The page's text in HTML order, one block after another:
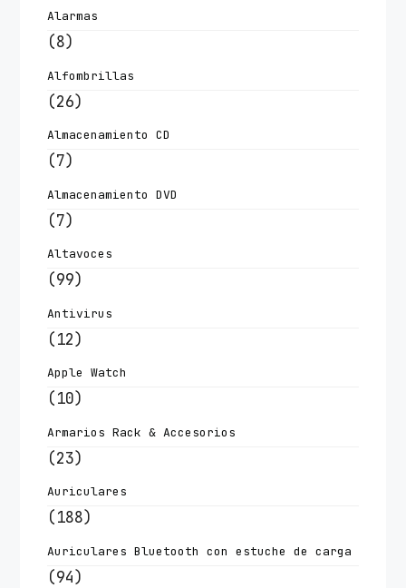
Alarmas
(8)
Alfombrillas
(26)
Almacenamiento CD
(7)
Almacenamiento DVD
(7)
Altavoces
(99)
Antivirus
(12)
Apple Watch
(10)
Armarios Rack & Accesorios
(23)
Auriculares
(188)
Auriculares Bluetooth con estuche de carga
(94)